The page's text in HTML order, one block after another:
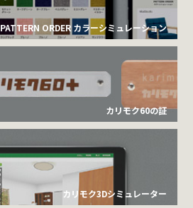
PATTERN ORDER カラーシミュレーション
カリモク60の証
カリモク3Dシミュレーター